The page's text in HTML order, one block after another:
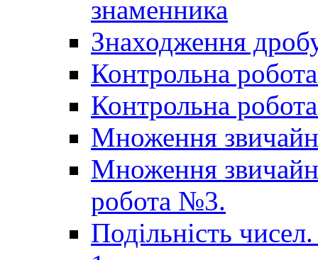
знаменника
Знаходження
Контрольна
Контрольна
Множення
Множення
робота №3.
Подільність